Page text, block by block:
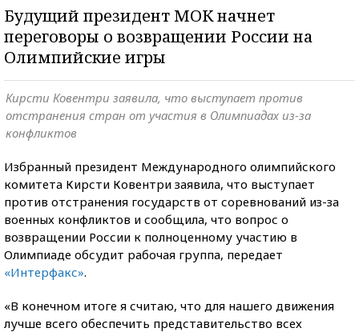
Будущий президент МОК начнет
переговоры о возвращении России на
Олимпийские игры
Кирсти Ковентри заявила, что выступает против
отстранения стран от участия в Олимпиадах из-за
конфликтов
Избранный президент Международного олимпийского
комитета Кирсти Ковентри заявила, что выступает
против отстранения государств от соревнований из-за
военных конфликтов и сообщила, что вопрос о
возвращении России к полноценному участию в
Олимпиаде обсудит рабочая группа, передает
«Интерфакс».
«В конечном итоге я считаю, что для нашего движения
лучше всего обеспечить представительство всех